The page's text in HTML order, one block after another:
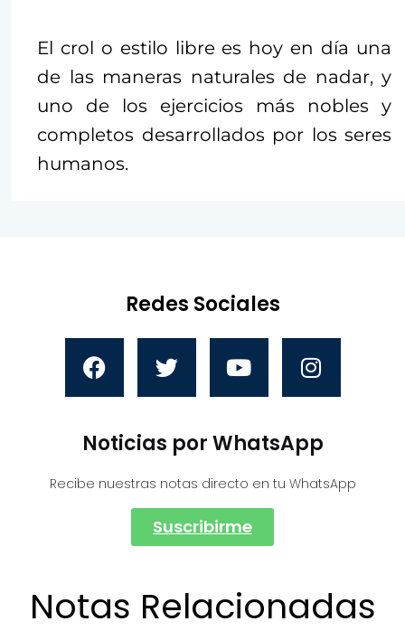
El crol o estilo libre es hoy en día una
de las maneras naturales de nadar, y
uno de los ejercicios más nobles y
completos desarrollados por los seres
humanos.
Redes Sociales
Noticias por WhatsApp
Recibe nuestras notas directo en tu WhatsApp
Suscribirme
Notas Relacionadas